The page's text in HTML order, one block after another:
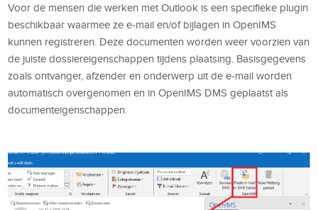
Voor de mensen die werken met Outlook is een specifieke plugin
beschikbaar waarmee ze e-mail en/of bijlagen in OpenIMS
kunnen registreren. Deze documenten worden weer voorzien van
de juiste dossiereigenschappen tijdens plaatsing. Basisgegevens
zoals ontvanger, afzender en onderwerp uit de e-mail worden
automatisch overgenomen en in OpenIMS DMS geplaatst als
documenteigenschappen.